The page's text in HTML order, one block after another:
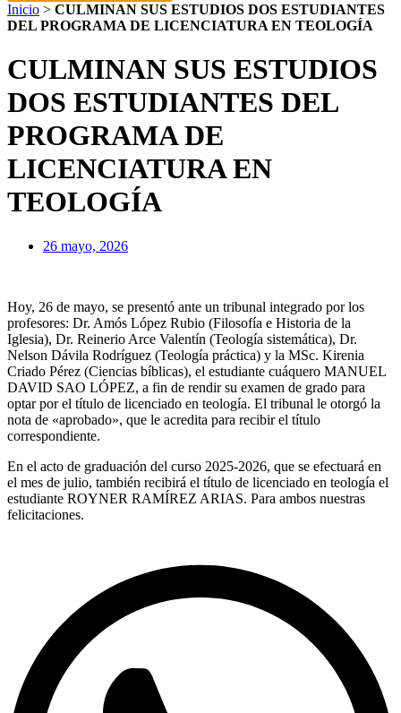
Inicio > CULMINAN SUS ESTUDIOS DOS ESTUDIANTES
DEL PROGRAMA DE LICENCIATURA EN TEOLOGÍA
CULMINAN SUS ESTUDIOS
DOS ESTUDIANTES DEL
PROGRAMA DE
LICENCIATURA EN
TEOLOGÍA
26 mayo, 2026
Hoy, 26 de mayo, se presentó ante un tribunal integrado por los
profesores: Dr. Amós López Rubio (Filosofía e Historia de la
Iglesia), Dr. Reinerio Arce Valentín (Teología sistemática), Dr.
Nelson Dávila Rodríguez (Teología práctica) y la MSc. Kirenia
Criado Pérez (Ciencias bíblicas), el estudiante cuáquero MANUEL
DAVID SAO LÓPEZ, a fin de rendir su examen de grado para
optar por el título de licenciado en teología. El tribunal le otorgó la
nota de «aprobado», que le acredita para recibir el título
correspondiente.
En el acto de graduación del curso 2025-2026, que se efectuará en
el mes de julio, también recibirá el título de licenciado en teología el
estudiante ROYNER RAMÍREZ ARIAS. Para ambos nuestras
felicitaciones.